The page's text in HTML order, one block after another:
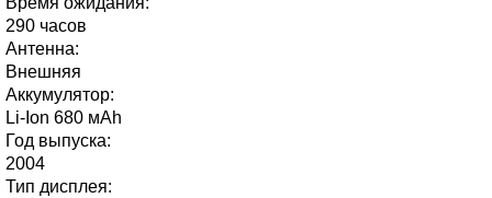
290 часов
Антенна:
Внешняя
Аккумулятор:
Li-Ion 680 мАh
Год выпуска:
2004
Тип дисплея: